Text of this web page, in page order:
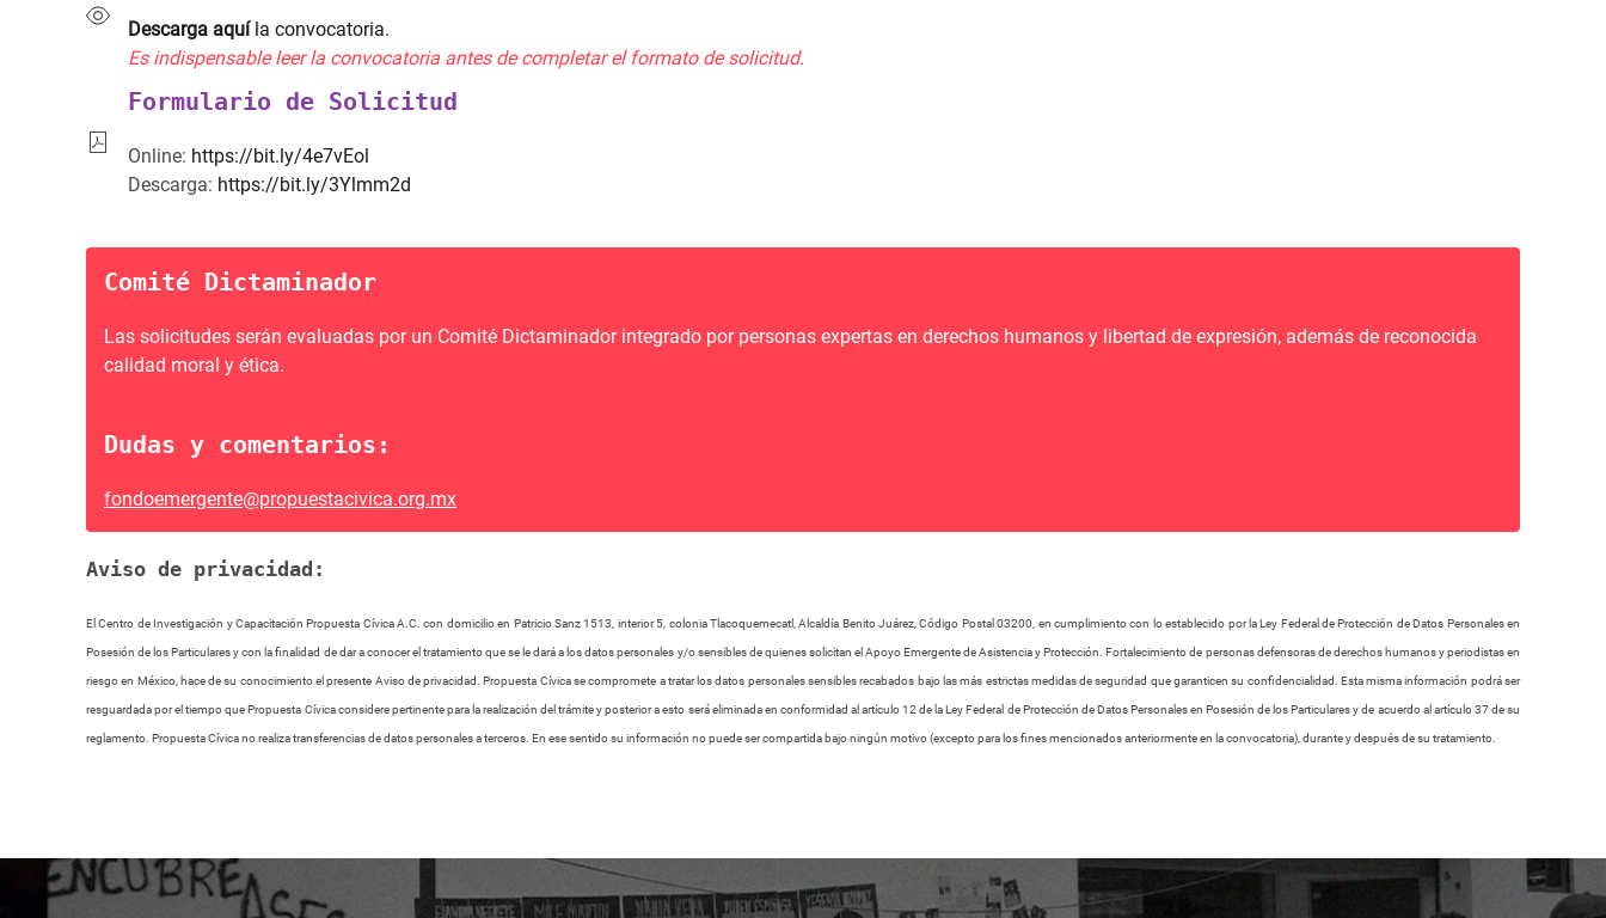
Descarga aquíla convocatoria.
Es indispensable leer la convocatoria antes de completar el formato de solicitud.
Formulario de Solicitud
Online: https://bit.ly/4e7vEol
Descarga: https://bit.ly/3Ylmm2d
Comité Dictaminador
Las solicitudes serán evaluadas por un Comité Dictaminador integrado por personas expertas en derechos humanos y libertad de expresión, además de reconocida
calidad moral y ética.
Dudas y comentarios:
fondoemergente@propuestacivica.org.mx
Aviso de privacidad:
El Centro de Investigación y Capacitación Propuesta Cívica A.C. con domicilio en Patricio Sanz 1513, interior 5, colonia Tlacoquemecatl, Alcaldía Benito Juárez, Código Postal 03200, en cumplimiento con lo establecido por la Ley Federal de Protección de Datos Personales en
Posesión de los Particulares y con la finalidad de dar a conocer el tratamiento que se le dará a los datos personales y/o sensibles de quienes solicitan el Apoyo Emergente de Asistencia y Protección. Fortalecimiento de personas defensoras de derechos humanos y periodistas en
riesgo en México, hace de su conocimiento el presente Aviso de privacidad. Propuesta Cívica se compromete a tratar los datos personales sensibles recabados bajo las más estrictas medidas de seguridad que garanticen su confidencialidad. Esta misma información podrá ser
resguardada por el tiempo que Propuesta Cívica considere pertinente para la realización del trámite y posterior a esto será eliminada en conformidad al artículo 12 de la Ley Federal de Protección de Datos Personales en Posesión de los Particulares y de acuerdo al artículo 37 de su
reglamento. Propuesta Cívica no realiza transferencias de datos personales a terceros. En ese sentido su información no puede ser compartida bajo ningún motivo (excepto para los fines mencionados anteriormente en la convocatoria), durante y después de su tratamiento.